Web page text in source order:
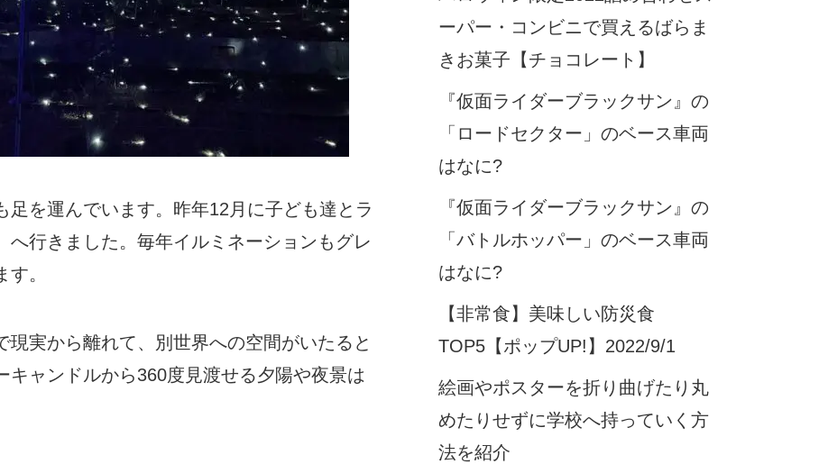
を運んでいます。昨年12月に子ども達とラ
へ行きました。毎年イルミネーションもグレ
。
実から離れて、別世界への空間がいたると
キャンドルから360度見渡せる夕陽や夜景は
ーパー・コンビニで買えるばらま
きお菓子【チョコレート】
『仮面ライダーブラックサン』の
「ロードセクター」のベース車両
はなに?
『仮面ライダーブラックサン』の
「バトルホッパー」のベース車両
はなに?
【非常食】美味しい防災食
TOP5【ポップUP!】2022/9/1
絵画やポスターを折り曲げたり丸
めたりせずに学校へ持っていく方
法を紹介